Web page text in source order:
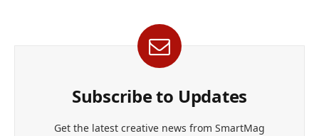
Subscribe to Updates
Get the latest creative news from SmartMag